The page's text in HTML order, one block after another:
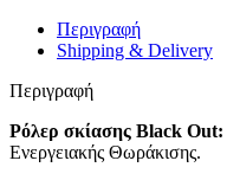
Περιγραφή
Shipping & Delivery
Περιγραφή
Ρόλερ σκίασης Black Out:
Ενεργειακής Θωράκισης.